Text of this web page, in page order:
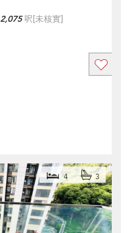
2,075呎[未核實]
4 3